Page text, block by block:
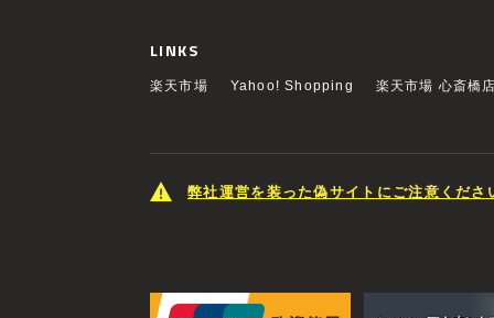
LINKS
楽天市場 Yahoo! Shopping 楽天市場 心斎橋
弊社運営を装った偽サイトにご注意くださ